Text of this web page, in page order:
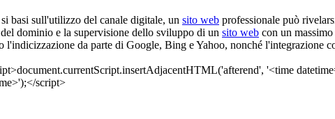
basi sull'utilizzo del canale digitale, un sito web professionale può
dominio e la supervisione dello sviluppo di un sito web con un
da parte di Google, Bing e Yahoo, nonché l'integrazione